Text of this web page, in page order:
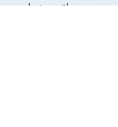
und etwas über